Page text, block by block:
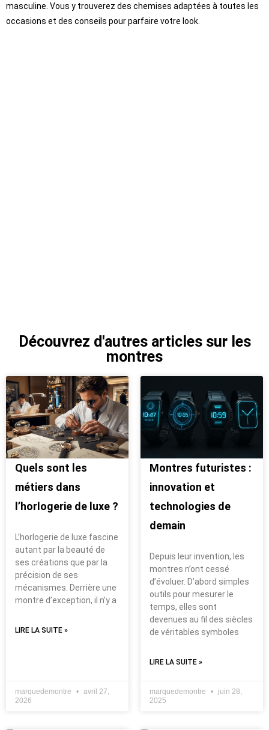
masculine. Vous y trouverez des chemises adaptées à toutes les
occasions et des conseils pour parfaire votre look.
Découvrez d'autres articles sur les
montres
Quels sont les
métiers dans
l’horlogerie de luxe ?
L’horlogerie de luxe fascine
autant par la beauté de
ses créations que par la
précision de ses
mécanismes. Derrière une
montre d’exception, il n’y a
LIRE LA SUITE »
marquedemontre
avril 27,
2026
Montres futuristes :
innovation et
technologies de
demain
Depuis leur invention, les
montres n’ont cessé
d’évoluer. D’abord simples
outils pour mesurer le
temps, elles sont
devenues au fil des siècles
de véritables symboles
LIRE LA SUITE »
marquedemontre
juin 28,
2025